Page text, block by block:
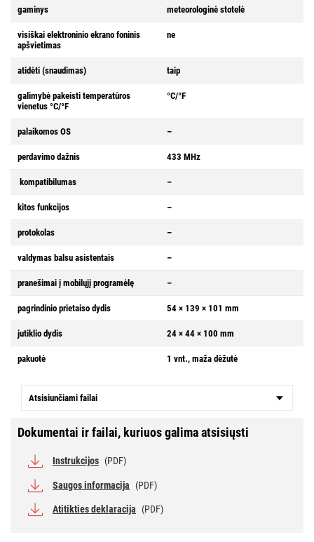
gaminys meteorologinė stotelė
visiškai elektroninio ekrano foninis
apšvietimas
ne
atidėti (snaudimas) taip
galimybė pakeisti temperatūros
vienetus °C/°F
°C/°F
palaikomos OS –
perdavimo dažnis 433 MHz
kompatibilumas –
kitos funkcijos –
protokolas –
valdymas balsu asistentais –
pranešimai į mobilųjį programėlę –
pagrindinio prietaiso dydis 54 × 139 × 101 mm
jutiklio dydis 24 × 44 × 100 mm
pakuotė 1 vnt., maža dėžutė
Atsisiunčiami failai
Dokumentai ir failai, kuriuos galima atsisiųsti
Instrukcijos (PDF)
Saugos informacija (PDF)
Atitikties deklaracija (PDF)